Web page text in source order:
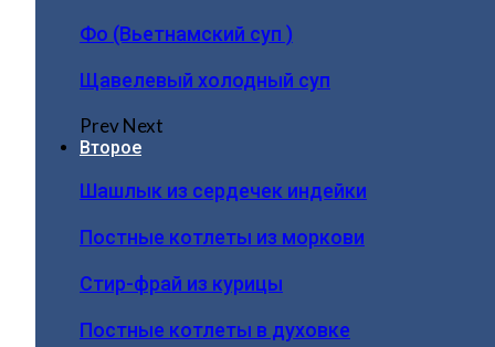
Фо (Вьетнамский суп )
Щавелевый холодный суп
PrevNext
Второе
Шашлык из сердечек индейки
Постные котлеты из моркови
Стир-фрай из курицы
Постные котлеты в духовке